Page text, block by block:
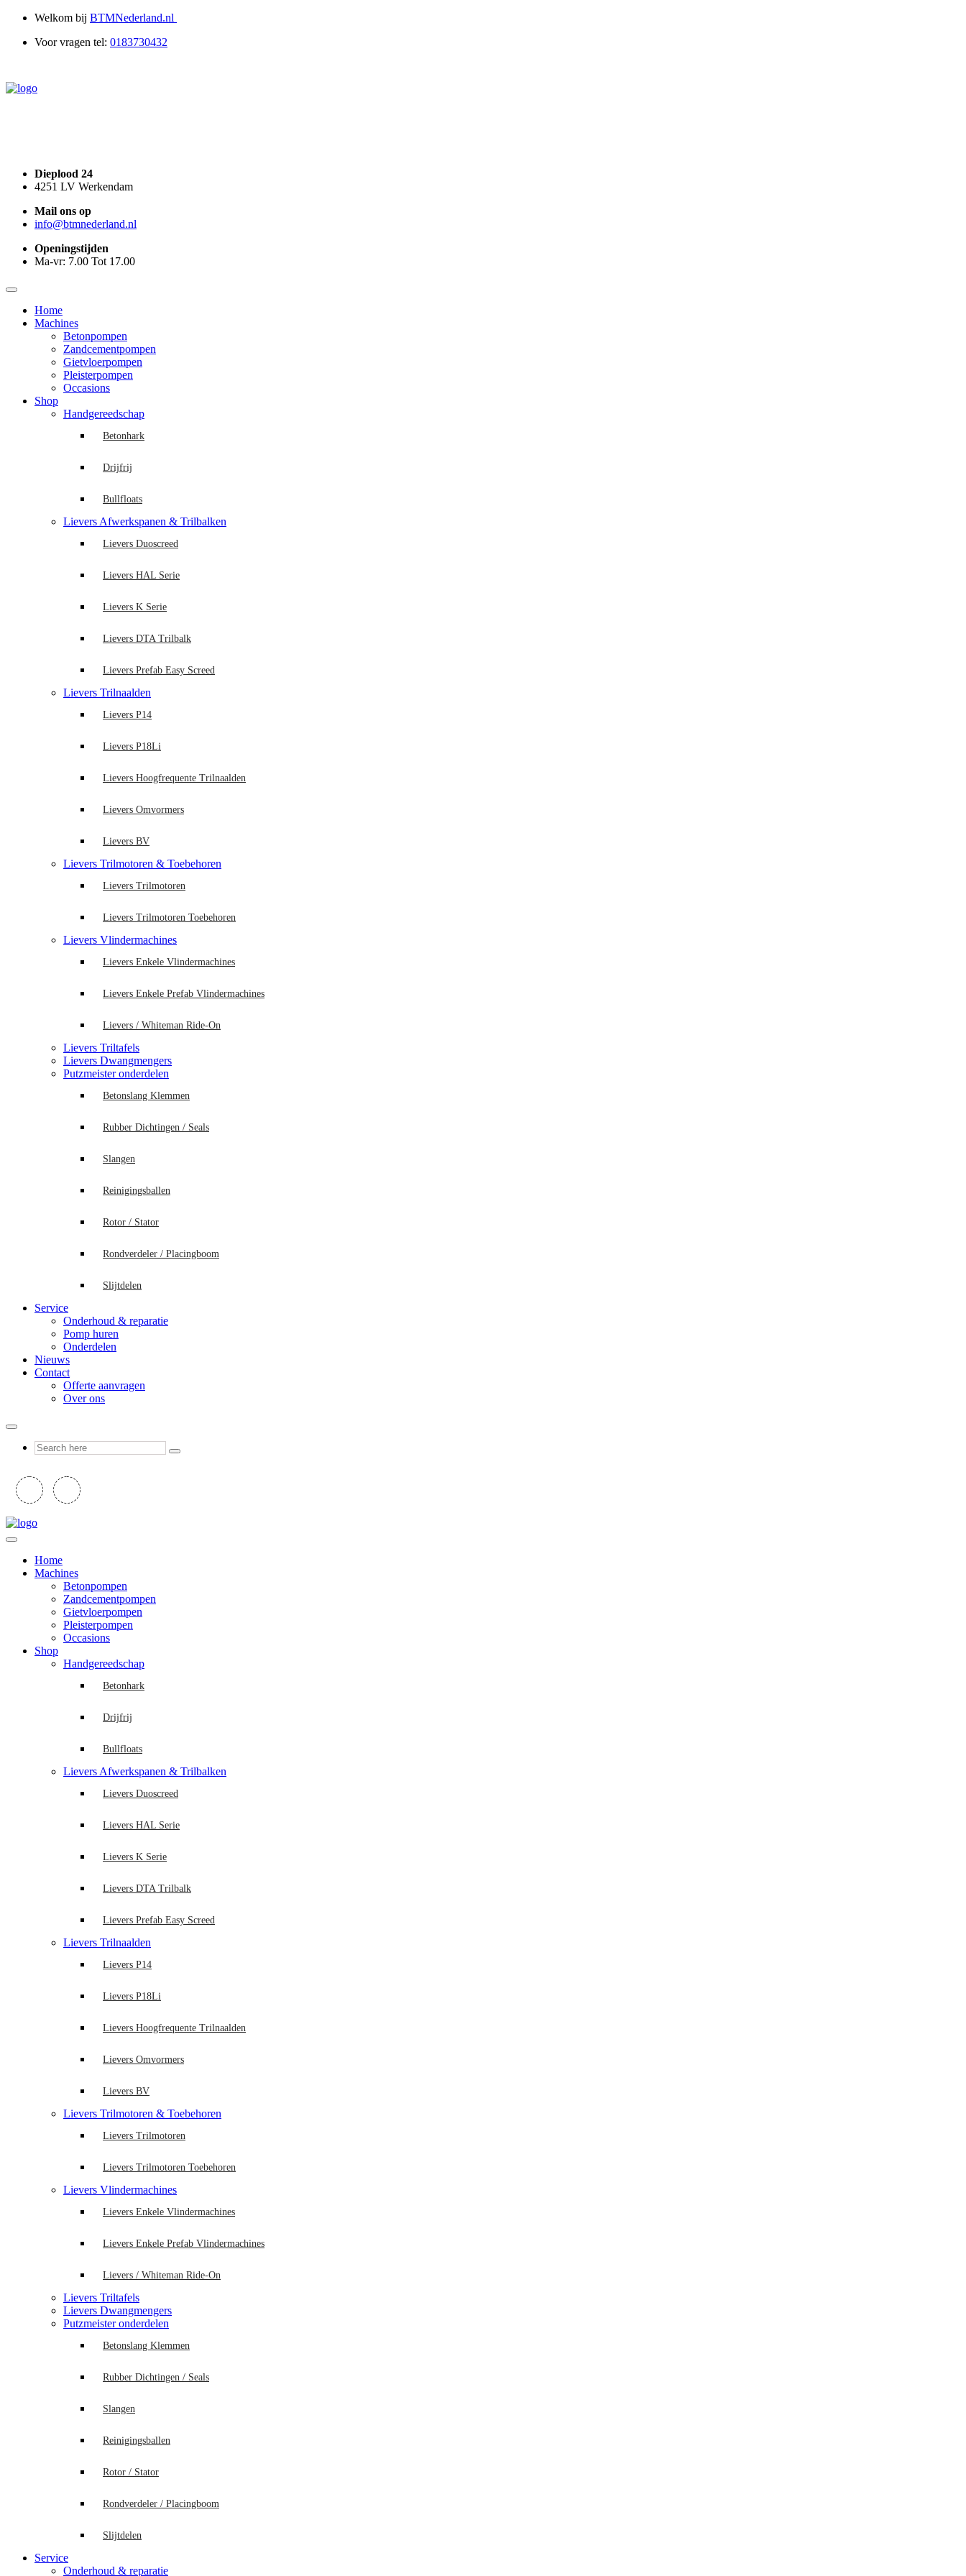
Welkom bij BTMNederland.nl
Voor vragen tel: 0183730432
Dieplood 24
4251 LV Werkendam
Mail ons op
info@btmnederland.nl
Openingstijden
Ma-vr: 7.00 Tot 17.00
Home
Machines
Betonpompen
Zandcementpompen
Gietvloerpompen
Pleisterpompen
Occasions
Shop
Handgereedschap
Betonhark
Drijfrij
Bullfloats
Lievers Afwerkspanen & Trilbalken
Lievers Duoscreed
Lievers HAL Serie
Lievers K Serie
Lievers DTA Trilbalk
Lievers Prefab Easy Screed
Lievers Trilnaalden
Lievers P14
Lievers P18Li
Lievers Hoogfrequente Trilnaalden
Lievers Omvormers
Lievers BV
Lievers Trilmotoren & Toebehoren
Lievers Trilmotoren
Lievers Trilmotoren Toebehoren
Lievers Vlindermachines
Lievers Enkele Vlindermachines
Lievers Enkele Prefab Vlindermachines
Lievers / Whiteman Ride-On
Lievers Triltafels
Lievers Dwangmengers
Putzmeister onderdelen
Betonslang Klemmen
Rubber Dichtingen / Seals
Slangen
Reinigingsballen
Rotor / Stator
Rondverdeler / Placingboom
Slijtdelen
Service
Onderhoud & reparatie
Pomp huren
Onderdelen
Nieuws
Contact
Offerte aanvragen
Over ons
Home
Machines
Betonpompen
Zandcementpompen
Gietvloerpompen
Pleisterpompen
Occasions
Shop
Handgereedschap
Betonhark
Drijfrij
Bullfloats
Lievers Afwerkspanen & Trilbalken
Lievers Duoscreed
Lievers HAL Serie
Lievers K Serie
Lievers DTA Trilbalk
Lievers Prefab Easy Screed
Lievers Trilnaalden
Lievers P14
Lievers P18Li
Lievers Hoogfrequente Trilnaalden
Lievers Omvormers
Lievers BV
Lievers Trilmotoren & Toebehoren
Lievers Trilmotoren
Lievers Trilmotoren Toebehoren
Lievers Vlindermachines
Lievers Enkele Vlindermachines
Lievers Enkele Prefab Vlindermachines
Lievers / Whiteman Ride-On
Lievers Triltafels
Lievers Dwangmengers
Putzmeister onderdelen
Betonslang Klemmen
Rubber Dichtingen / Seals
Slangen
Reinigingsballen
Rotor / Stator
Rondverdeler / Placingboom
Slijtdelen
Service
Onderhoud & reparatie